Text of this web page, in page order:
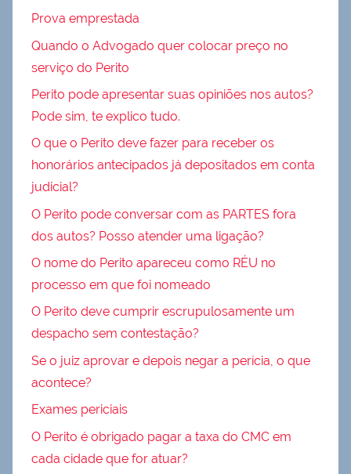
Prova emprestada
Quando o Advogado quer colocar preço no
serviço do Perito
Perito pode apresentar suas opiniões nos autos?
Pode sim, te explico tudo.
O que o Perito deve fazer para receber os
honorários antecipados já depositados em conta
judicial?
O Perito pode conversar com as PARTES fora
dos autos? Posso atender uma ligação?
O nome do Perito apareceu como RÉU no
processo em que foi nomeado
O Perito deve cumprir escrupulosamente um
despacho sem contestação?
Se o juiz aprovar e depois negar a perícia, o que
acontece?
Exames periciais
O Perito é obrigado pagar a taxa do CMC em
cada cidade que for atuar?